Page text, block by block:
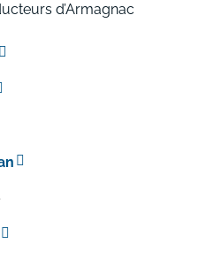
d’Armagnac